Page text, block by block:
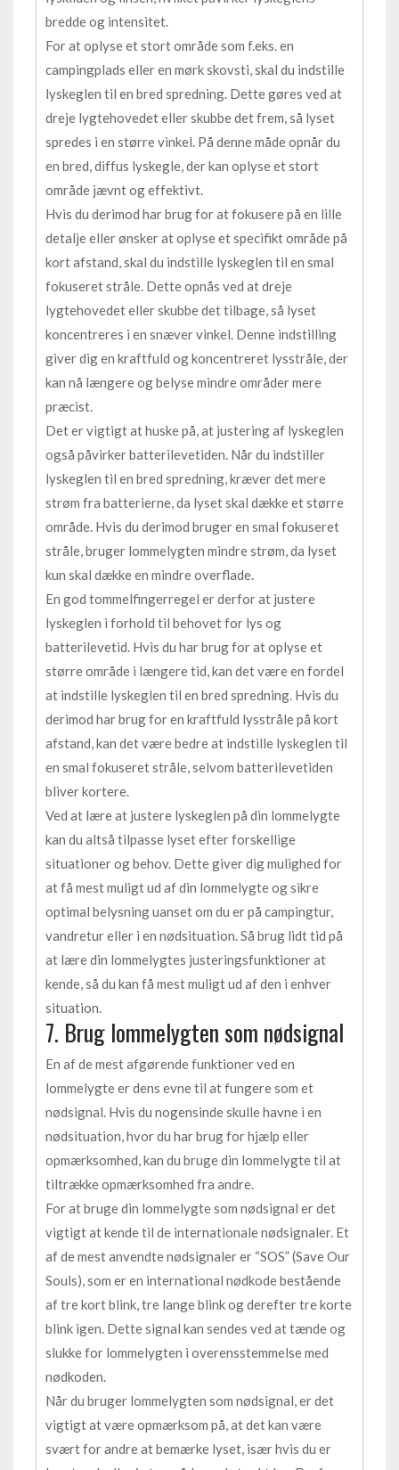
bredde og intensitet.
For at oplyse et stort område som f.eks. en
campingplads eller en mørk skovsti, skal du indstille
lyskeglen til en bred spredning. Dette gøres ved at
dreje lygtehovedet eller skubbe det frem, så lyset
spredes i en større vinkel. På denne måde opnår du
en bred, diffus lyskegle, der kan oplyse et stort
område jævnt og effektivt.
Hvis du derimod har brug for at fokusere på en lille
detalje eller ønsker at oplyse et specifikt område på
kort afstand, skal du indstille lyskeglen til en smal
fokuseret stråle. Dette opnås ved at dreje
lygtehovedet eller skubbe det tilbage, så lyset
koncentreres i en snæver vinkel. Denne indstilling
giver dig en kraftfuld og koncentreret lysstråle, der
kan nå længere og belyse mindre områder mere
præcist.
Det er vigtigt at huske på, at justering af lyskeglen
også påvirker batterilevetiden. Når du indstiller
lyskeglen til en bred spredning, kræver det mere
strøm fra batterierne, da lyset skal dække et større
område. Hvis du derimod bruger en smal fokuseret
stråle, bruger lommelygten mindre strøm, da lyset
kun skal dække en mindre overflade.
En god tommelfingerregel er derfor at justere
lyskeglen i forhold til behovet for lys og
batterilevetid. Hvis du har brug for at oplyse et
større område i længere tid, kan det være en fordel
at indstille lyskeglen til en bred spredning. Hvis du
derimod har brug for en kraftfuld lysstråle på kort
afstand, kan det være bedre at indstille lyskeglen til
en smal fokuseret stråle, selvom batterilevetiden
bliver kortere.
Ved at lære at justere lyskeglen på din lommelygte
kan du altså tilpasse lyset efter forskellige
situationer og behov. Dette giver dig mulighed for
at få mest muligt ud af din lommelygte og sikre
optimal belysning uanset om du er på campingtur,
vandretur eller i en nødsituation. Så brug lidt tid på
at lære din lommelygtes justeringsfunktioner at
kende, så du kan få mest muligt ud af den i enhver
situation.
7. Brug lommelygten som nødsignal
En af de mest afgørende funktioner ved en
lommelygte er dens evne til at fungere som et
nødsignal. Hvis du nogensinde skulle havne i en
nødsituation, hvor du har brug for hjælp eller
opmærksomhed, kan du bruge din lommelygte til at
tiltrække opmærksomhed fra andre.
For at bruge din lommelygte som nødsignal er det
vigtigt at kende til de internationale nødsignaler. Et
af de mest anvendte nødsignaler er “SOS” (Save Our
Souls), som er en international nødkode bestående
af tre kort blink, tre lange blink og derefter tre korte
blink igen. Dette signal kan sendes ved at tænde og
slukke for lommelygten i overensstemmelse med
nødkoden.
Når du bruger lommelygten som nødsignal, er det
vigtigt at være opmærksom på, at det kan være
svært for andre at bemærke lyset, især hvis du er